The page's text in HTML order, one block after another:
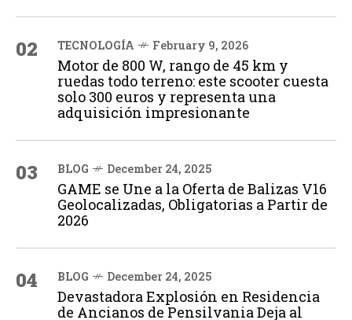
02 TECNOLOGÍA February 9, 2026
Motor de 800 W, rango de 45 km y
ruedas todo terreno: este scooter cuesta
solo 300 euros y representa una
adquisición impresionante
03 BLOG December 24, 2025
GAME se Une a la Oferta de Balizas V16
Geolocalizadas, Obligatorias a Partir de
2026
04 BLOG December 24, 2025
Devastadora Explosión en Residencia
de Ancianos de Pensilvania Deja al